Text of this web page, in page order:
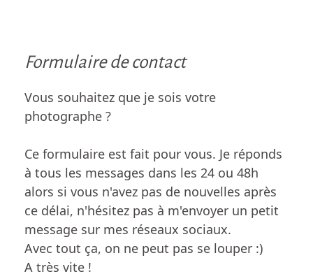
Formulaire de contact
Vous souhaitez que je sois votre
photographe ?
Ce formulaire est fait pour vous. ​Je réponds
à tous les messages dans les 24 ou 48h
alors si vous n'avez pas de nouvelles après
ce délai, n'hésitez pas à m'envoyer un petit
message sur mes réseaux sociaux.
Avec tout ça, on ne peut pas se louper :)​
A très vite !